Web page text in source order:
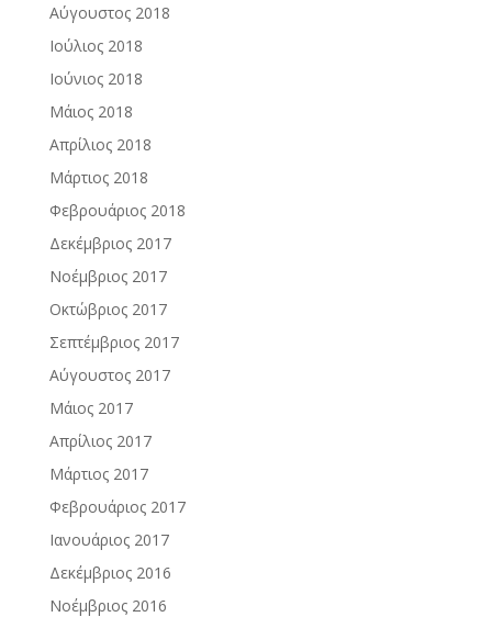
Αύγουστος 2018
Ιούλιος 2018
Ιούνιος 2018
Μάιος 2018
Απρίλιος 2018
Μάρτιος 2018
Φεβρουάριος 2018
Δεκέμβριος 2017
Νοέμβριος 2017
Οκτώβριος 2017
Σεπτέμβριος 2017
Αύγουστος 2017
Μάιος 2017
Απρίλιος 2017
Μάρτιος 2017
Φεβρουάριος 2017
Ιανουάριος 2017
Δεκέμβριος 2016
Νοέμβριος 2016